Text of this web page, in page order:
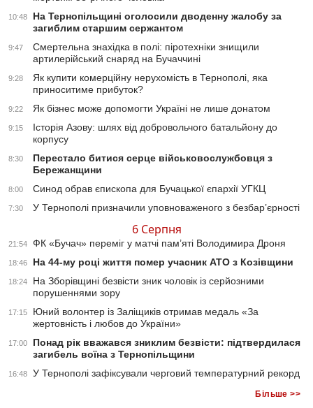
10:48
На Тернопільщині оголосили дводенну жалобу за
загиблим старшим сержантом
9:47
Смертельна знахідка в полі: піротехніки знищили
артилерійський снаряд на Бучаччині
9:28
Як купити комерційну нерухомість в Тернополі, яка
приноситиме прибуток?
9:22 Як бізнес може допомогти Україні не лише донатом
9:15
Історія Азову: шлях від добровольчого батальйону до
корпусу
8:30
Перестало битися серце військовослужбовця з
Бережанщини
8:00 Синод обрав єпископа для Бучацької єпархії УГКЦ
7:30 У Тернополі призначили уповноваженого з безбар’єрності
6 Серпня
21:54 ФК «Бучач» переміг у матчі пам’яті Володимира Дроня
18:46 На 44-му році життя помер учасник АТО з Козівщини
18:24
На Зборівщині безвісти зник чоловік із серйозними
порушеннями зору
17:15
Юний волонтер із Заліщиків отримав медаль «За
жертовність і любов до України»
17:00
Понад рік вважався зниклим безвісти: підтвердилася
загибель воїна з Тернопільщини
16:48 У Тернополі зафіксували черговий температурний рекорд
Більше >>